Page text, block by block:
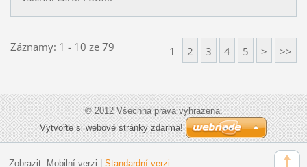
Záznamy: 1 - 10 ze 79 1 2 3 4 5 > >>
© 2012 Všechna práva vyhrazena.
Vytvořte si webové stránky zdarma!
Zobrazit: Mobilní verzi Standardní verzi